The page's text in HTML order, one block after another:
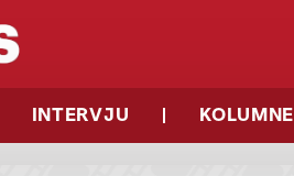
INTERVJU KOLUMNE